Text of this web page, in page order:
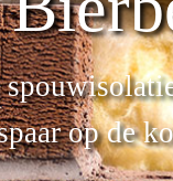
op de